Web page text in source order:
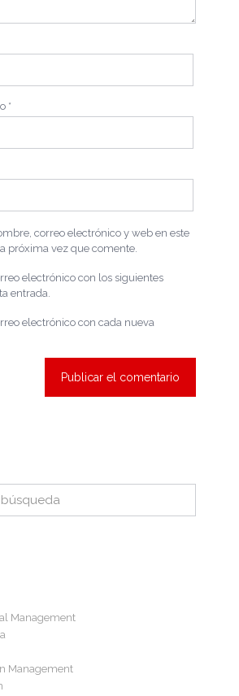
*
correo electrónico y web en este
próxima vez que comente.
electrónico con los siguientes
entrada.
electrónico con cada nueva
Management
Management